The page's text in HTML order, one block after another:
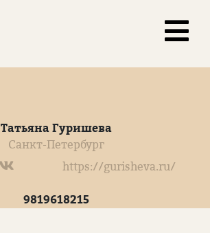
Татьяна Гуришева
Санкт-Петербург
https://gurisheva.ru/
9819618215